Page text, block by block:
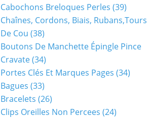
Cabochons Breloques Perles (39)
Chaînes, Cordons, Biais, Rubans,tours
De Cou (38)
Boutons De Manchette Épingle Pince
Cravate(34)
Portes Clés Et Marques Pages (34)
Bagues (33)
Bracelets (26)
Clips Oreilles Non Percees (24)